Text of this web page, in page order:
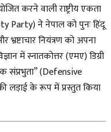
करने वालीराष्ट्रीय एकता
Party)ने नेपाल को पुनः हिंदू
भ्रष्टाचार नियंत्रण को अपना
में स्नातकोत्तर (एमए) डिग्री
संप्रभुता” (Defensive
लड़ाई के रूप में प्रस्तुत किया